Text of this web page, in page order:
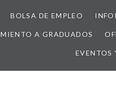
BOLSA DE EMPLEO
A GRADUADOS
EVENTOS